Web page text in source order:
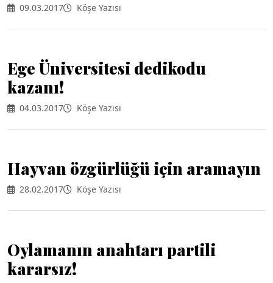
09.03.2017 Köşe Yazısı
Ege Üniversitesi dedikodu
kazanı!
04.03.2017 Köşe Yazısı
Hayvan özgürlüğü için aramayın
28.02.2017 Köşe Yazısı
Oylamanın anahtarı partili
kararsız!